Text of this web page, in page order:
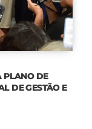
PLANO DE
DE GESTÃO E